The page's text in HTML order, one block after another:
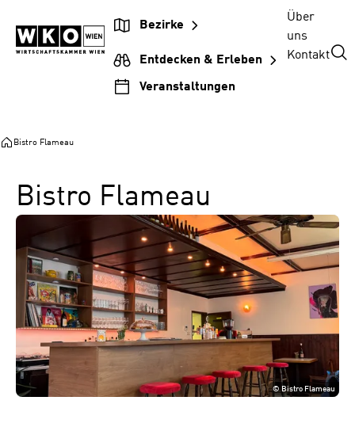
Inhalt
springen
Hauptnavigation
springen
Footer
springen
Bezirke
Entdecken & Erleben
Veranstaltungen
Über
uns
Kontakt
Bistro Flameau
Bistro Flameau
© Bistro Flameau